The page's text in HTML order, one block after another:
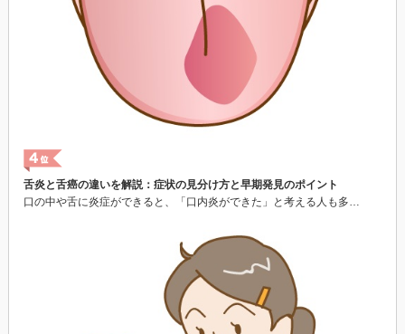
舌炎と舌癌の違いを解説：症状の見分け方と早期発見のポイント
口の中や舌に炎症ができると、「口内炎ができた」と考える人も多…